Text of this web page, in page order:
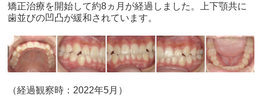
矯正治療を開始して約8ヵ月が経過しました。上下顎共に
歯並びの凹凸が緩和されています。
（経過観察時：2022年5月）